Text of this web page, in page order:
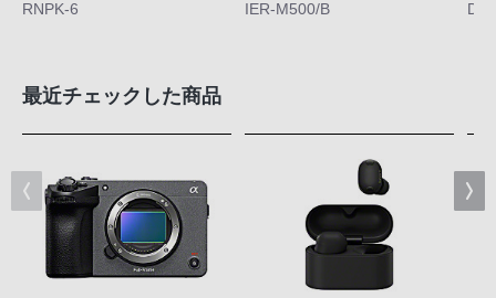
RNPK-6
IER-M500/B
最近チェックした商品